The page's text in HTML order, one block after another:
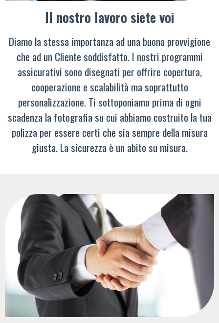
Il nostro lavoro siete voi
Diamo la stessa importanza ad una buona provvigione
che ad un Cliente soddisfatto. I nostri programmi
assicurativi sono disegnati per offrire copertura,
cooperazione e scalabilità ma soprattutto
personalizzazione. Ti sottoponiamo prima di ogni
scadenza la fotografia su cui abbiamo costruito la tua
polizza per essere certi che sia sempre della misura
giusta. La sicurezza è un abito su misura.